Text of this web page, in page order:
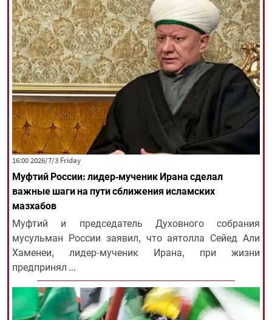
‫‫Friday‬‬ 2026/7/3 16:00
Муфтий России: лидер-мученик Ирана сделал
важные шаги на пути сближения исламских
мазхабов
Муфтий и председатель Духовного собрания
мусульман России заявил, что аятолла Сейед Али
Хаменеи, лидер-мученик Ирана, при жизни
предпринял ...